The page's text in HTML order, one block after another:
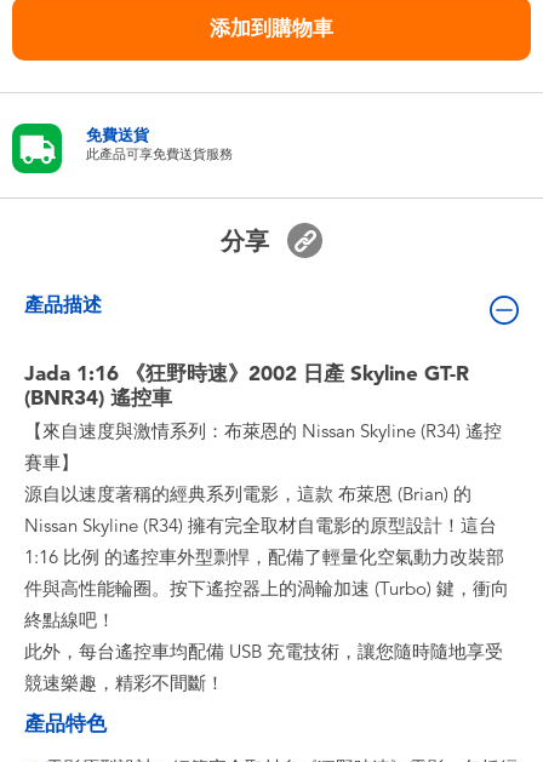
人氣角色
添加到購物車
免費送貨
此產品可享免費送貨服務
分享
產品描述
Jada 1:16 《狂野時速》2002 日產 Skyline GT-R
(BNR34) 遙控車
【來自速度與激情系列：布萊恩的 Nissan Skyline (R34) 遙控
賽車】
源自以速度著稱的經典系列電影，這款 布萊恩 (Brian) 的
Nissan Skyline (R34) 擁有完全取材自電影的原型設計！這台
1:16 比例 的遙控車外型剽悍，配備了輕量化空氣動力改裝部
件與高性能輪圈。按下遙控器上的渦輪加速 (Turbo) 鍵，衝向
終點線吧！
此外，每台遙控車均配備 USB 充電技術，讓您隨時隨地享受
競速樂趣，精彩不間斷！
產品特色